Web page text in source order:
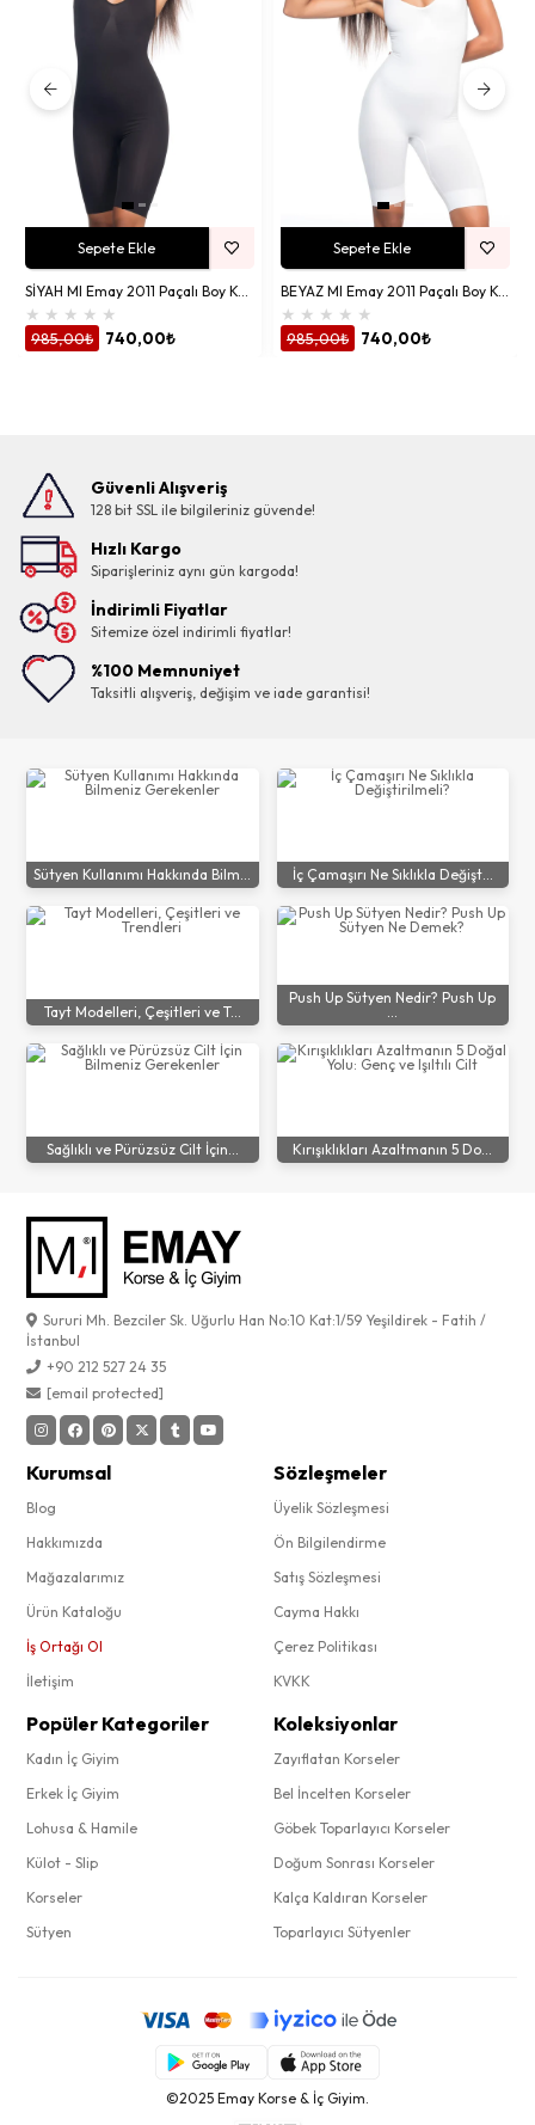
★ ★ ★ ★ ★
740,00₺
985,00₺
Sepete Ekle
★ ★ ★ ★ ★
740,00₺
985,00₺
Sepete Ekle
Güvenli Alışveriş
128 bit SSL ile bilgileriniz güvende!
Hızlı Kargo
Siparişleriniz aynı gün kargoda!
İndirimli Fiyatlar
Sitemize özel indirimli fiyatlar!
%100 Memnuniyet
Taksitli alışveriş, değişim ve iade garantisi!
Sütyen Kullanımı Hakkında Bilm... İç Çamaşırı Ne Sıklıkla Değişt...
Tayt Modelleri, Çeşitleri ve T...
Push Up Sütyen Nedir? Push Up
...
Sağlıklı ve Pürüzsüz Cilt İçin... Kırışıklıkları Azaltmanın 5 Do...
Sururi Mh. Bezciler Sk. Uğurlu Han No:10 Kat:1/59 Yeşildirek - Fatih /
İstanbul
+90 212 527 24 35
[email protected]
Kurumsal
Blog
Hakkımızda
Mağazalarımız
Ürün Kataloğu
İş Ortağı Ol
İletişim
Sözleşmeler
Üyelik Sözleşmesi
Ön Bilgilendirme
Satış Sözleşmesi
Cayma Hakkı
Çerez Politikası
KVKK
Popüler Kategoriler
Kadın İç Giyim
Erkek İç Giyim
Lohusa & Hamile
Külot - Slip
Korseler
Sütyen
Koleksiyonlar
Zayıflatan Korseler
Bel İncelten Korseler
Göbek Toparlayıcı Korseler
Doğum Sonrası Korseler
Kalça Kaldıran Korseler
Toparlayıcı Sütyenler
©2025 Emay Korse & İç Giyim.